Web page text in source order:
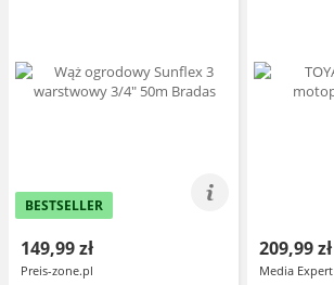
BESTSELLER
149,99 zł
Preis-zone.pl
209,99 zł
Media Expert